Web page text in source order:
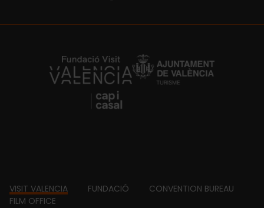
https://fundacion.visitvalencia.com/
Footer
VISIT VALENCIA FUNDACIÓ
CONVENTION BUREAU
FILM OFFICE